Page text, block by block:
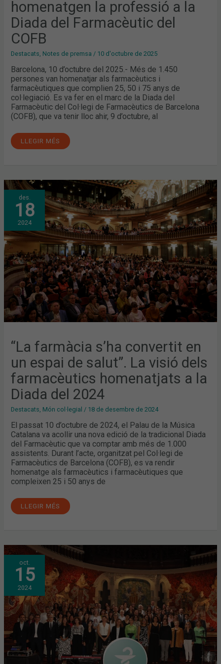
homenatgen la professió a la
Diada del Farmacèutic del
COFB
Destacats, Notes de premsa / 10 d'octubre de 2025
Barcelona, 10 d’octubre del 2025.- Més de 1.450
persones van homenatjar als farmacèutics i
farmacèutiques que complien 25, 50 i 75 anys de
col·legiació. Es va fer en el marc de la Diada del
Farmacèutic del Col·legi de Farmacèutics de Barcelona
(COFB), que va tenir lloc ahir, 9 d’octubre, al
LLEGIR MÉS
des.
18
2024
“La farmàcia s’ha convertit en
un espai de salut”. La visió dels
farmacèutics homenatjats a la
Diada del 2024
Destacats Món col·legial / 18 de desembre de 2024
El passat 10 d’octubre de 2024, el Palau de la Música
Catalana va acollir una nova edició de la tradicional Diada
del Farmacèutic que va comptar amb més de 1.000
assistents. Durant l’acte, organitzat pel Col·legi de
Farmacèutics de Barcelona (COFB), es va rendir
homenatge als farmacèutics i farmacèutiques que
compleixen 25 i 50 anys de
“LA
FARMÀCIA
S’HA
CONVERTIT
EN
UN
ESPAI
SALUT”.
LA
VISIÓ
DELS
FARMACÈUTICS
HOMENATJATS
A
LA
DIADA
DEL
2024
LLEGIR MÉS
oct.
15
2024
MÉS
D’UN
MILER
DE
PERSONES
HOMENATGEN
LA
PROFESSIÓ
A
LA
DIADA
DEL
FARMACÈUTIC
2024